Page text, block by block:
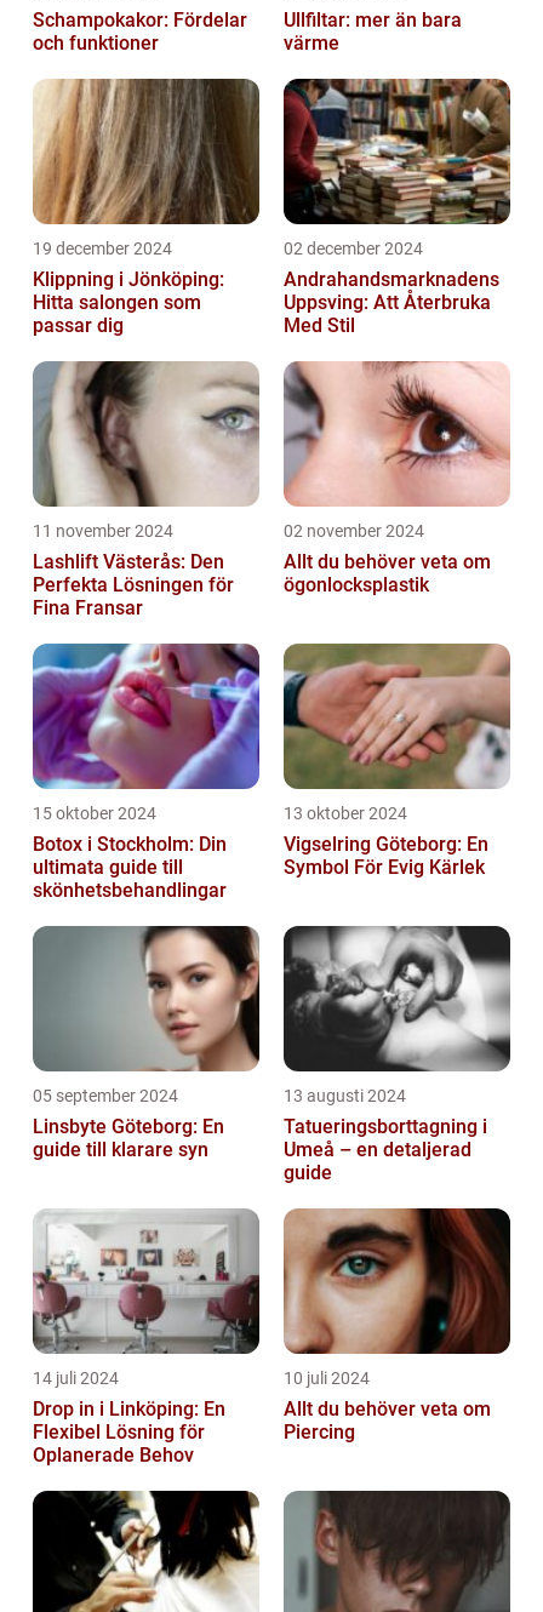
Schampokakor: Fördelar
och funktioner
Ullfiltar: mer än bara
värme
19 december 2024
Klippning i Jönköping:
Hitta salongen som
passar dig
02 december 2024
Andrahandsmarknadens
Uppsving: Att Återbruka
Med Stil
11 november 2024
Lashlift Västerås: Den
Perfekta Lösningen för
Fina Fransar
02 november 2024
Allt du behöver veta om
ögonlocksplastik
15 oktober 2024
Botox i Stockholm: Din
ultimata guide till
skönhetsbehandlingar
13 oktober 2024
Vigselring Göteborg: En
Symbol För Evig Kärlek
05 september 2024
Linsbyte Göteborg: En
guide till klarare syn
13 augusti 2024
Tatueringsborttagning i
Umeå – en detaljerad
guide
14 juli 2024
Drop in i Linköping: En
Flexibel Lösning för
Oplanerade Behov
10 juli 2024
Allt du behöver veta om
Piercing